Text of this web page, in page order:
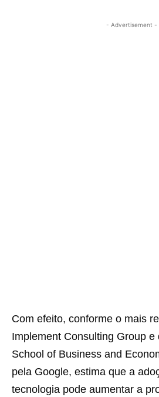
- Advertisement -
Com efeito, conforme o mais
Implement Consulting Group e
School of Business and
pela Google, estima que a
tecnologia pode aumentar a